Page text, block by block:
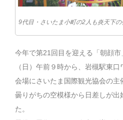
9代目・さいたま小町の2人も炎天下
今年で第21回目を迎える「朝顔
（日）午前９時から、岩槻駅東
会場にさいたま国際観光協会の主
曇りがちの空模様から日差しが出
た。